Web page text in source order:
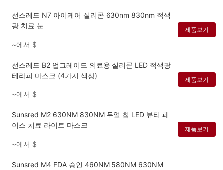
선스레드 N7 아이케어 실리콘 630nm 830nm 적색
광 치료 눈
~에서 $
제품보기
선스레드 B2 업그레이드 의료용 실리콘 LED 적색광
테라피 마스크 (4가지 색상)
~에서 $
제품보기
Sunsred M2 630NM 830NM 듀얼 칩 LED 뷰티 페
이스 치료 라이트 마스크
~에서 $
제품보기
Sunsred M4 FDA 승인 460NM 580NM 630NM